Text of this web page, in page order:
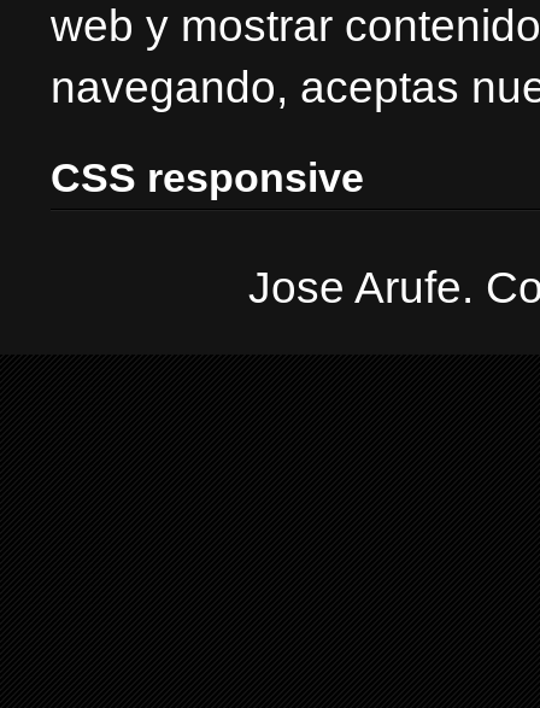
web y mostrar
navegando, aceptas
CSS responsive
Jose Arufe.